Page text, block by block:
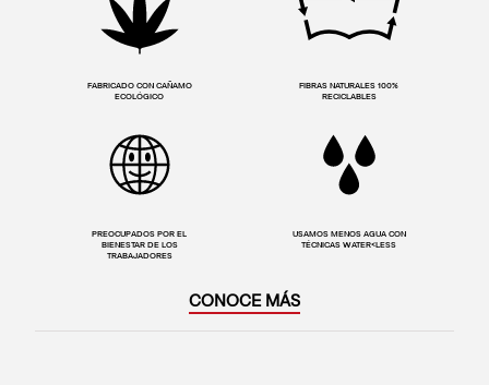
FABRICADO CON CAÑAMO
ECOLÓGICO
FIBRAS NATURALES 100%
RECICLABLES
PREOCUPADOS POR EL
BIENESTAR DE LOS
TRABAJADORES
USAMOS MENOS AGUA CON
TÉCNICAS WATER<LESS
CONOCE MÁS